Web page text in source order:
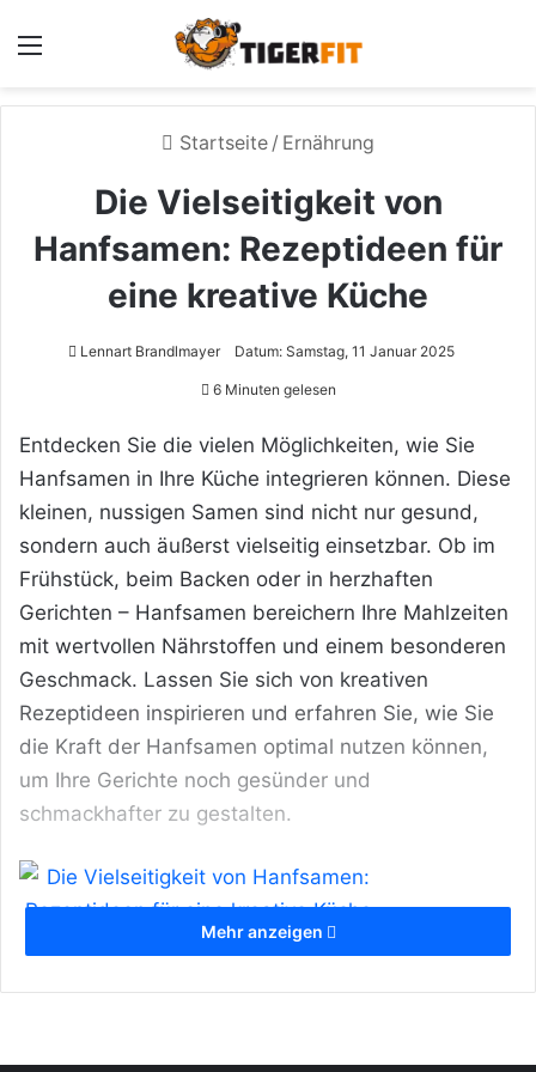
Startseite / Ernährung
Die Vielseitigkeit von
Hanfsamen: Rezeptideen für
eine kreative Küche
Lennart Brandlmayer Datum: Samstag, 11 Januar 2025
6 Minuten gelesen
Entdecken Sie die vielen Möglichkeiten, wie Sie
Hanfsamen in Ihre Küche integrieren können. Diese
kleinen, nussigen Samen sind nicht nur gesund,
sondern auch äußerst vielseitig einsetzbar. Ob im
Frühstück, beim Backen oder in herzhaften
Gerichten – Hanfsamen bereichern Ihre Mahlzeiten
mit wertvollen Nährstoffen und einem besonderen
Geschmack. Lassen Sie sich von kreativen
Rezeptideen inspirieren und erfahren Sie, wie Sie
die Kraft der Hanfsamen optimal nutzen können,
um Ihre Gerichte noch gesünder und
schmackhafter zu gestalten.
Mehr anzeigen